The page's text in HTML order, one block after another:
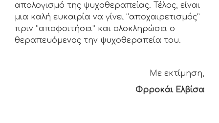
απολογισμό της ψυχοθεραπείας. Τέλος, είναι
μια καλή ευκαιρία να γίνει “αποχαιρετισμός”
πριν “αποφοιτήσει” και ολοκληρώσει ο
θεραπευόμενος την ψυχοθεραπεία του.
Με εκτίμηση,
Φρροκάι Ελβίσα